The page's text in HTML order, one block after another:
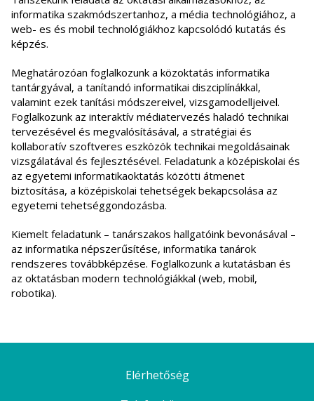
informatika szakmódszertanhoz, a média technológiához, a
web- es és mobil technológiákhoz kapcsolódó kutatás és
képzés.
Meghatározóan foglalkozunk a közoktatás informatika
tantárgyával, a tanítandó informatikai diszciplínákkal,
valamint ezek tanítási módszereivel, vizsgamodelljeivel.
Foglalkozunk az interaktív médiatervezés haladó technikai
tervezésével és megvalósításával, a stratégiai és
kollaboratív szoftveres eszközök technikai megoldásainak
vizsgálatával és fejlesztésével. Feladatunk a középiskolai és
az egyetemi informatikaoktatás közötti átmenet
biztosítása, a középiskolai tehetségek bekapcsolása az
egyetemi tehetséggondozásba.
Kiemelt feladatunk – tanárszakos hallgatóink bevonásával –
az informatika népszerűsítése, informatika tanárok
rendszeres továbbképzése. Foglalkozunk a kutatásban és
az oktatásban modern technológiákkal (web, mobil,
robotika).
Elérhetőség